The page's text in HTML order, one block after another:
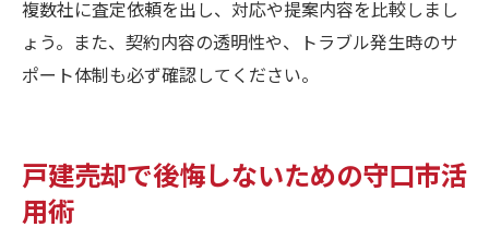
戸建売却で守口市の不動産会社を比較する
重要性
守口市の不動産会社比較で戸建売却の差が
戸建売却のための会社選び比較ポイントを
解説
複数社に査定依頼を出し、対応や提案内容を比較しまし
ょう。また、契約内容の透明性や、トラブル発生時のサ
ポート体制も必ず確認してください。
戸建売却で後悔しないための守口市活
用術